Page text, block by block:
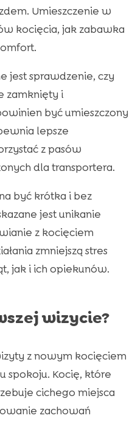
Umieszczenie w
kocięcia, jak zabawka
jest sprawdzenie, czy
zamknięty i
być umieszczony
lepsze
z pasów
dla transportera.
być krótka i bez
jest unikanie
z kocięciem
zmniejszą stres
jak i ich opiekunów.
wizycie?
z nowym kocięciem
spokoju. Kocię, które
cichego miejsca
zachowań